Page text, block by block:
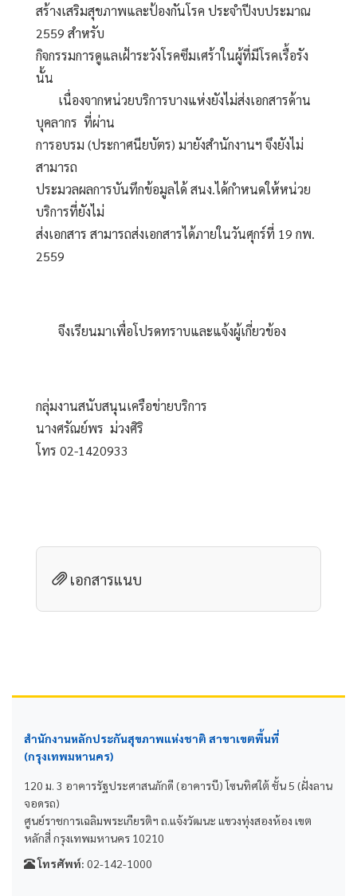
สร้างเสริมสุขภาพและป้องกันโรค ประจำปีงบประมาณ
2559 สำหรับ
กิจกรรมการดูแลเฝ้าระวังโรคซึมเศร้าในผู้ที่มีโรคเรื้อรัง
นั้น
เนื่องจากหน่วยบริการบางแห่งยังไม่ส่งเอกสารด้าน
บุคลากร  ที่ผ่าน
การอบรม (ประกาศนียบัตร) มายังสำนักงานฯ จึงยังไม่
สามารถ
ประมวลผลการบันทึกข้อมูลได้ สนง.ได้กำหนดให้หน่วย
บริการที่ยังไม่
ส่งเอกสาร สามารถส่งเอกสารได้ภายในวันศุกร์ที่ 19 กพ.
2559
จีงเรียนมาเพื่อโปรดทราบและแจ้งผู้เกี่ยวข้อง
กลุ่มงานสนับสนุนเครือข่ายบริการ
นางศรัณย์พร  ม่วงศิริ
โทร 02-1420933
เอกสารแนบ
สำนักงานหลักประกันสุขภาพแห่งชาติ สาขาเขตพื้นที่
(กรุงเทพมหานคร)
120 ม. 3 อาคารรัฐประศาสนภักดี (อาคารบี) โซนทิศใต้ ชั้น 5 (ฝั่งลาน
จอดรถ)
ศูนย์ราชการเฉลิมพระเกียรติฯ ถ.แจ้งวัฒนะ แขวงทุ่งสองห้อง เขต
หลักสี่ กรุงเทพมหานคร 10210
โทรศัพท์: 02-142-1000